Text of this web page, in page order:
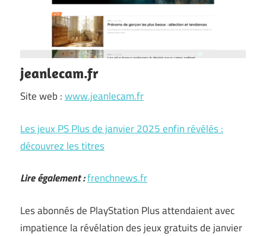
jeanlecam.fr
Site web :www.jeanlecam.fr
Les jeux PS Plus de janvier 2025 enfin révélés :
découvrez les titres
Lire également :frenchnews.fr
Les abonnés de PlayStation Plus attendaient avec
impatience la révélation des jeux gratuits de janvier